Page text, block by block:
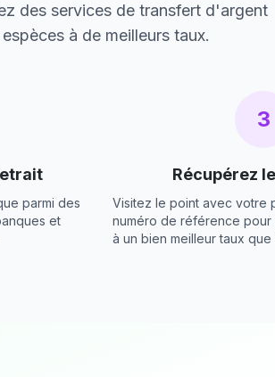
des services de transfert d'argent
à de meilleurs taux.
parmi des
et
3
Récupérez
Visitez le point avec votre
numéro de référence
à un bien meilleur taux